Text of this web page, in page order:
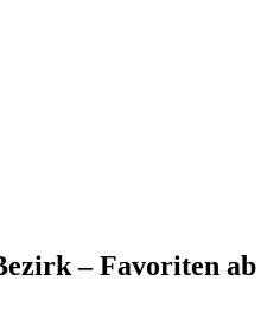
– Favoriten ab